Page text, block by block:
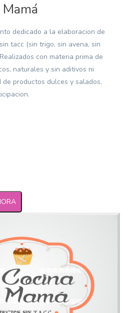
dedicado a la elaboracion de
tacc (sin trigo, sin avena, sin
con materia prima de
naturales y sin aditivos ni
de productos dulces y salados.